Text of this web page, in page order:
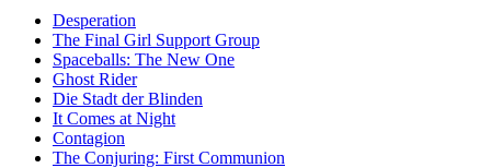
Desperation
The Final Girl Support Group
Spaceballs: The New One
Ghost Rider
Die Stadt der Blinden
It Comes at Night
Contagion
The Conjuring: First Communion